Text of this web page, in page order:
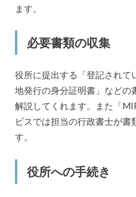
ます。
必要書類の収集
役所に提出する「登記されて
地発行の身分証明書」などの
解説してくれます。また「
ビスでは担当の行政書士が書
す。
役所への手続き